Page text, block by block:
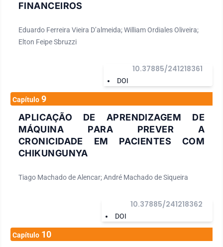
FINANCEIROS
Eduardo Ferreira Vieira D’almeida; William Ordiales Oliveira;
Elton Feipe Sbruzzi
DOI
10.37885/241218361
Capítulo 9
APLICAÇÃO DE APRENDIZAGEM DE
MÁQUINA PARA PREVER A
CRONICIDADE EM PACIENTES COM
CHIKUNGUNYA
Tiago Machado de Alencar; André Machado de Siqueira
DOI
10.37885/241218362
Capítulo 10